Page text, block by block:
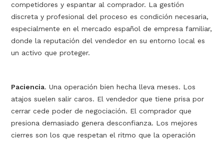
competidores y espantar al comprador. La gestión
discreta y profesional del proceso es condición necesaria,
especialmente en el mercado español de empresa familiar,
donde la reputación del vendedor en su entorno local es
un activo que proteger.
Paciencia. Una operación bien hecha lleva meses. Los
atajos suelen salir caros. El vendedor que tiene prisa por
cerrar cede poder de negociación. El comprador que
presiona demasiado genera desconfianza. Los mejores
cierres son los que respetan el ritmo que la operación